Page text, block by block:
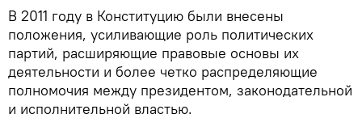
В 2011 году в Конституцию были внесены
положения, усиливающие роль политических
партий, расширяющие правовые основы их
деятельности и более четко распределяющие
полномочия между президентом, законодательной
и исполнительной властью.